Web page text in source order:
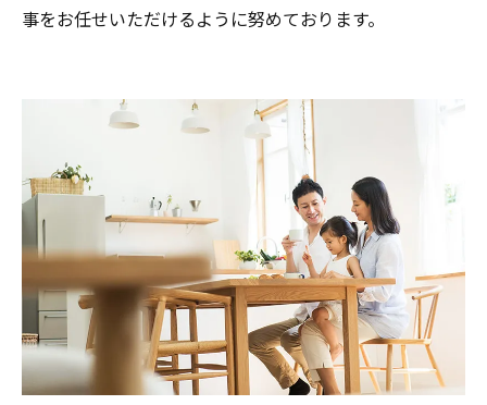
事をお任せいただけるように努めております。